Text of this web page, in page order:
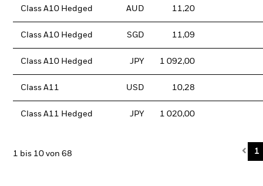
Class A10 Hedged AUD 11,20
Class A10 Hedged SGD 11,09
Class A10 Hedged JPY 1 092,00
Class A11 USD 10,28
Class A11 Hedged JPY 1 020,00
1 bis 10 von 68 1